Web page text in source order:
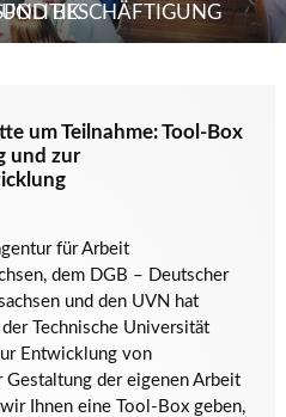
BESCHÄFTIGUNG
um Teilnahme: Tool-Box
und zur
für Arbeit
dem DGB – Deutscher
und den UVN hat
Technische Universität
Entwicklung von
der eigenen Arbeit
Ihnen eine Tool-Box geben,